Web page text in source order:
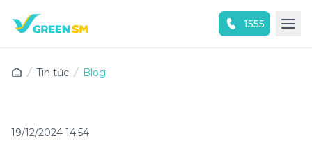
1555
Tin tức Blog
19/12/2024 14:54